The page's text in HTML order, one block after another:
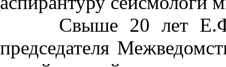
Свыше 20 лет
председателя